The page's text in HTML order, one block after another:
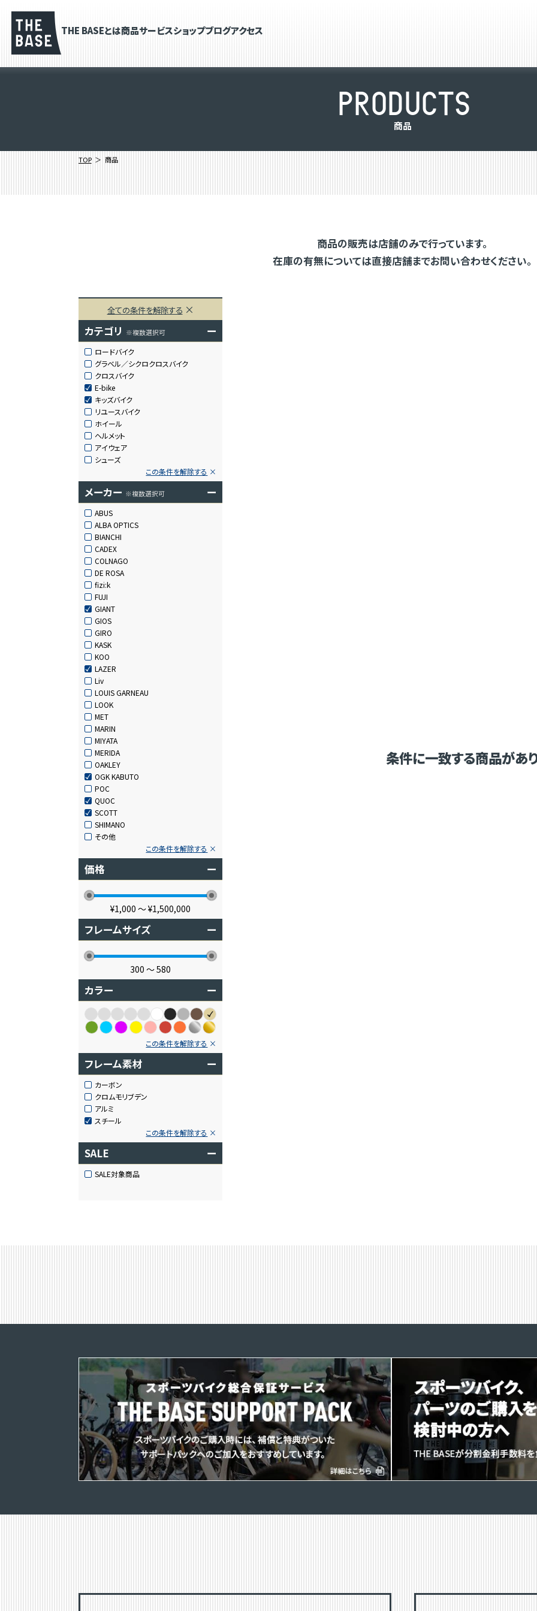
THE BASEとは商品サービスショップブログアクセス
PRODUCTS
商品
TOP 商品
商品の販売は店舗のみで行っています。
在庫の有無については直接店舗までお問い合わせください。
全ての条件を解除する
カテゴリ ※複数選択可 ー
ロードバイク
グラベル／シクロクロスバイク
クロスバイク
E-bike
キッズバイク
リユースバイク
ホイール
ヘルメット
アイウェア
シューズ
この条件を解除する
メーカー ※複数選択可 ー
ABUS
ALBA OPTICS
BIANCHI
CADEX
COLNAGO
DE ROSA
fizi:k
FUJI
GIANT
GIOS
GIRO
KASK
KOO
LAZER
Liv
LOUIS GARNEAU
LOOK
MET
MARIN
MIYATA
MERIDA
OAKLEY
OGK KABUTO
POC
QUOC
SCOTT
SHIMANO
その他
この条件を解除する
価格 ー
¥1,000 〜¥1,500,000
フレームサイズ ー
300 〜580
カラー ー
この条件を解除する
フレーム素材 ー
カーボン
クロムモリブデン
アルミ
スチール
この条件を解除する
SALE ー
SALE対象商品
条件に一致する商品があ